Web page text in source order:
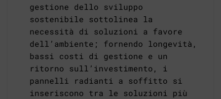
gestione dello sviluppo
sostenibile sottolinea la
necessità di soluzioni a favore
dell’ambiente; fornendo longevità,
bassi costi di gestione e un
ritorno sull’investimento, i
pannelli radianti a soffitto si
inseriscono tra le soluzioni più